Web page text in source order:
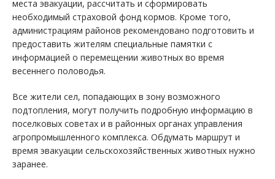
места эвакуации, рассчитать и сформировать
необходимый страховой фонд кормов. Кроме того,
администрациям районов рекомендовано подготовить и
предоставить жителям специальные памятки с
информацией о перемещении животных во время
весеннего половодья.
Все жители сел, попадающих в зону возможного
подтопления, могут получить подробную информацию в
поселковых советах и в районных органах управления
агропромышленного комплекса. Обдумать маршрут и
время эвакуации сельскохозяйственных животных нужно
заранее.